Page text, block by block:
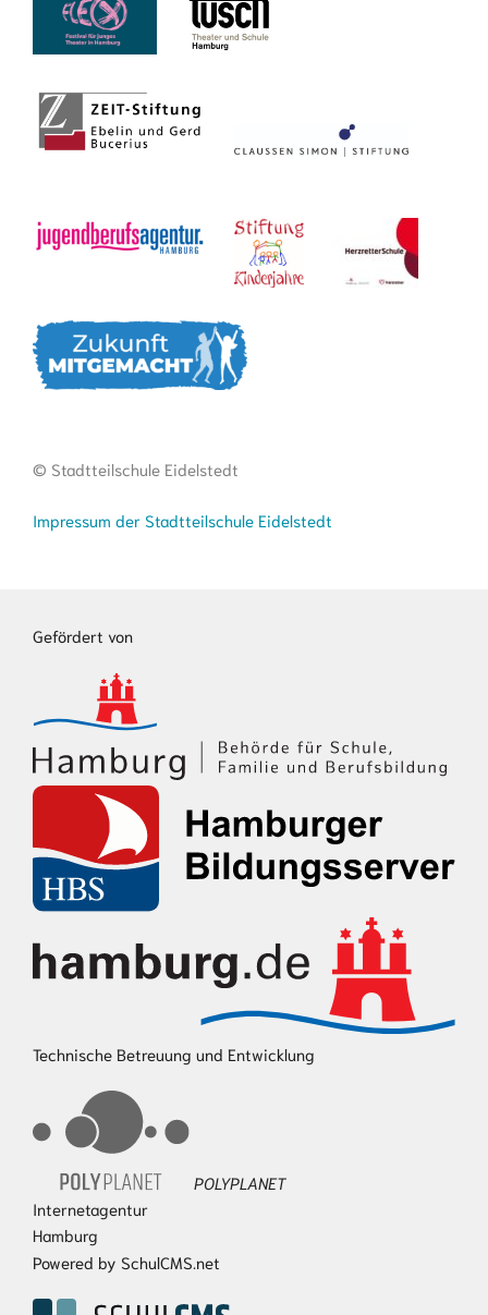
© Stadtteilschule Eidelstedt
Impressum der Stadtteilschule Eidelstedt
Gefördert von
Technische Betreuung und Entwicklung
POLYPLANET
Internetagentur
Hamburg
Powered by SchulCMS.net